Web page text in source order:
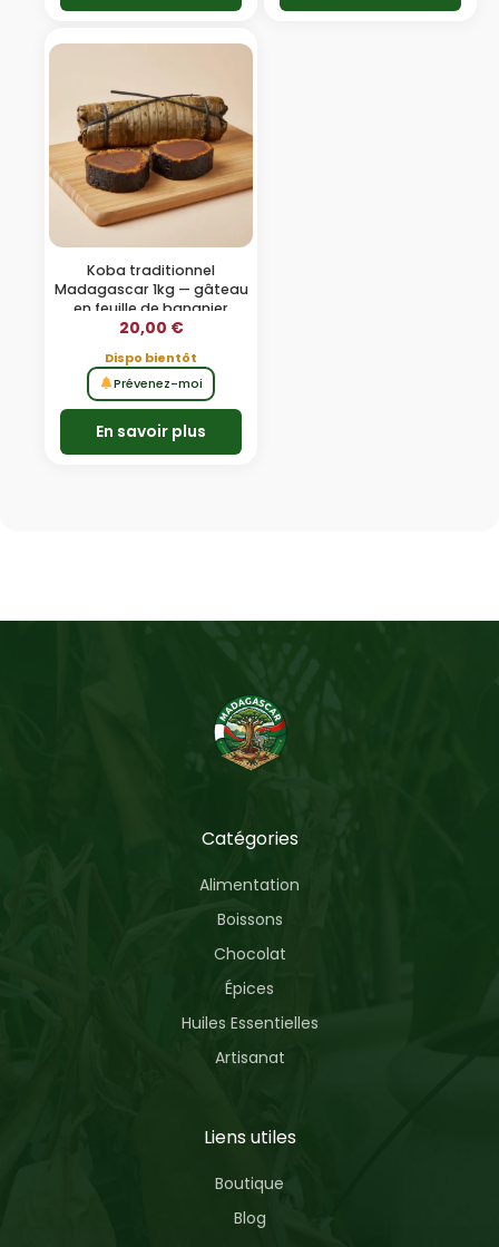
Koba traditionnel
Madagascar 1kg — gâteau
en feuille de bananier
20,00 €
Dispo bientôt
Prévenez-moi
En savoir plus
Catégories
Alimentation
Boissons
Chocolat
Épices
Huiles Essentielles
Artisanat
Liens utiles
Boutique
Blog